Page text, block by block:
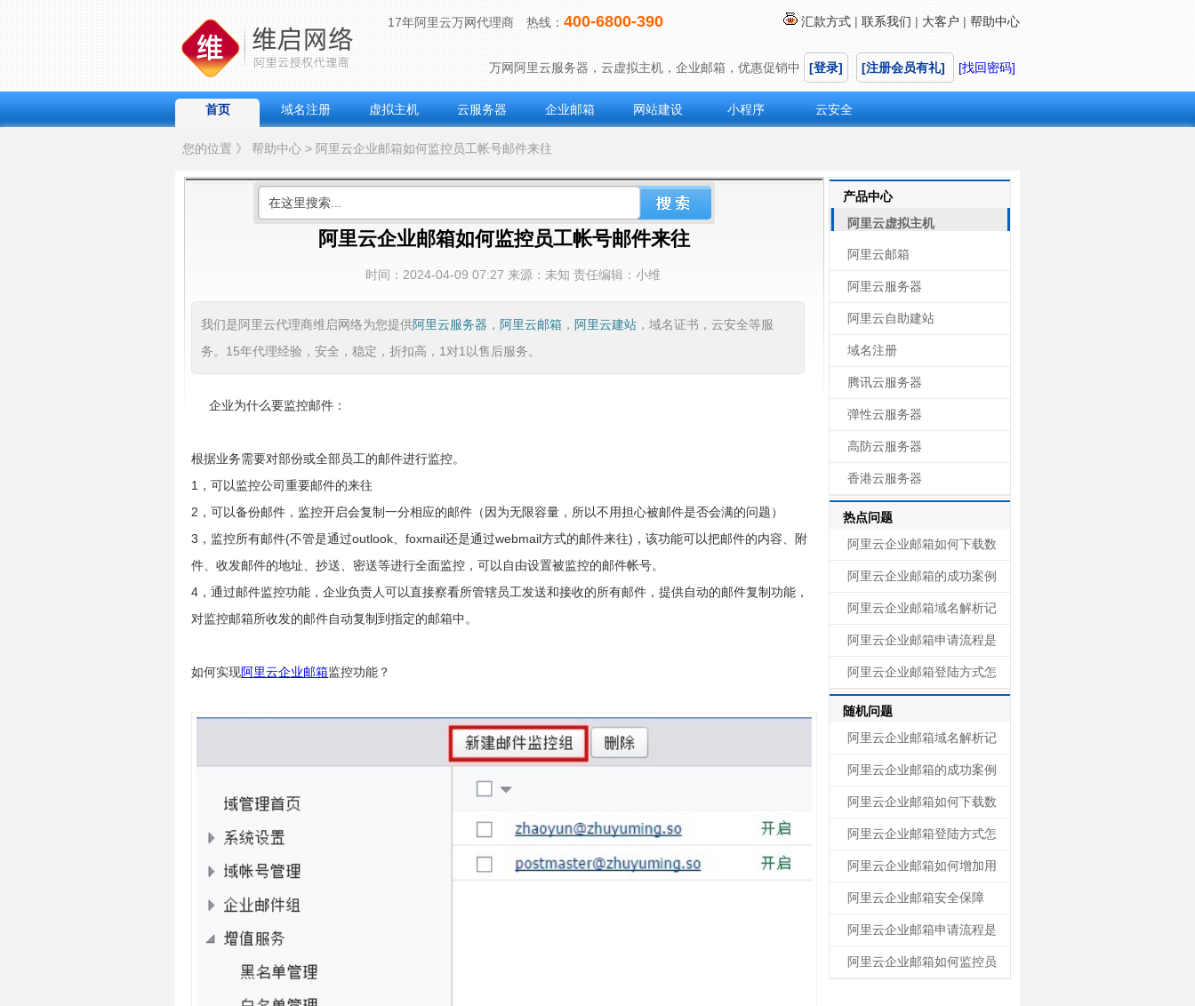
17年阿里云万网代理商 热线： 400-6800-390 汇款方式 | 联系我们 | 大客户 | 帮助中心
万网阿里云服务器，云虚拟主机，企业邮箱，优惠促销中 [登录] [注册会员有礼] [找回密码]
首页 域名注册 虚拟主机 云服务器 企业邮箱 网站建设 小程序 云安全
您的位置 》 帮助中心 > 阿里云企业邮箱如何监控员工帐号邮件来往
阿里云企业邮箱如何监控员工帐号邮件来往
时间： 2024-04-09 07:27 来源： 未知 责任编辑：小维
我们是阿里云代理商维启网络为您提供阿里云服务器 ， 阿里云邮箱 ， 阿里云建站 ，域名证书，云安全等服
务。15年代理经验，安全，稳定，折扣高，1对1以售后服务。
企业为什么要监控邮件：
根据业务需要对部份或全部员工的邮件进行监控。
1，可以监控公司重要邮件的来往
2，可以备份邮件，监控开启会复制一分相应的邮件（因为无限容量，所以不用担心被邮件是否会满的问题）
3，监控所有邮件(不管是通过outlook、foxmail还是通过webmail方式的邮件来往)，该功能可以把邮件的内容、附
件、收发邮件的地址、抄送、密送等进行全面监控，可以自由设置被监控的邮件帐号。
4，通过邮件监控功能，企业负责人可以直接察看所管辖员工发送和接收的所有邮件，提供自动的邮件复制功能，
对监控邮箱所收发的邮件自动复制到指定的邮箱中。
如何实现阿里云企业邮箱监控功能？
产品中心
阿里云虚拟主机
阿里云邮箱
阿里云服务器
阿里云自助建站
域名注册
腾讯云服务器
弹性云服务器
高防云服务器
香港云服务器
热点问题
阿里云企业邮箱如何下载数
阿里云企业邮箱的成功案例
阿里云企业邮箱域名解析记
阿里云企业邮箱申请流程是
阿里云企业邮箱登陆方式怎
随机问题
阿里云企业邮箱域名解析记
阿里云企业邮箱的成功案例
阿里云企业邮箱如何下载数
阿里云企业邮箱登陆方式怎
阿里云企业邮箱如何增加用
阿里云企业邮箱安全保障
阿里云企业邮箱申请流程是
阿里云企业邮箱如何监控员